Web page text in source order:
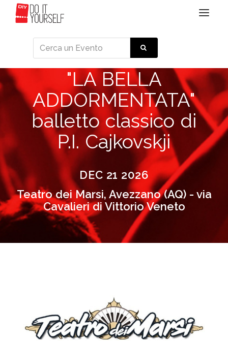
Toggle
"LA BELLA
ADDORMENTATA"
balletto classico di
P.I. Cajkovskji
DEC 21 2026
Teatro dei Marsi, Avezzano (AQ) - via
Cavalieri di Vittorio Veneto